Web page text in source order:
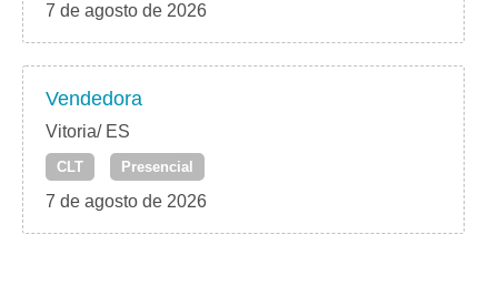
7 de agosto de 2026
Vendedora
Vitoria/ ES
CLT Presencial
7 de agosto de 2026